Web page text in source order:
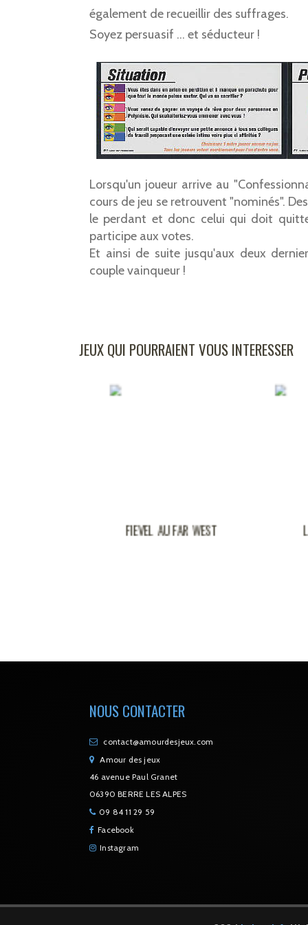
également de recueillir des suffrages.
Soyez persuasif ... et séducteur !
Lorsqu'un joueur arrive au
cours de jeu se retrouvent "nominés".
le perdant et donc celui qui doit
participe aux votes.
Et ainsi de suite jusqu'aux deux
couple vainqueur !
JEUX QUI POURRAIENT VOUS INTERESSER
LOTO TIRELIRE
NOUS CONTACTER
contact@amourdesjeux.com
Amour des jeux
46 avenue Paul Granet
06390 BERRE LES ALPES
09 84 11 29 59
Facebook
Instagram